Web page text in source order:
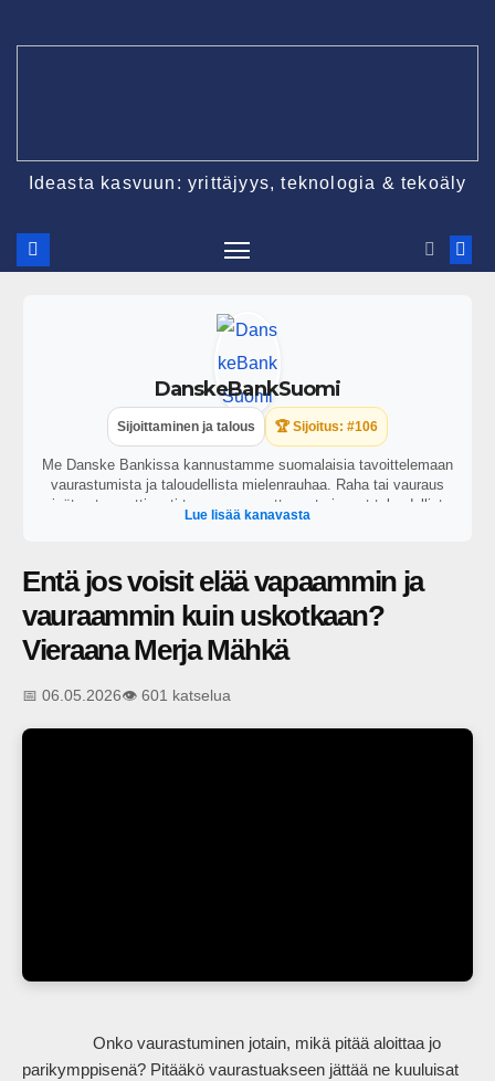
Ideasta kasvuun: yrittäjyys, teknologia & tekoäly
DanskeBankSuomi
Sijoittaminen ja talous 🏆 Sijoitus: #106
Me Danske Bankissa kannustamme suomalaisia tavoittelemaan
vaurastumista ja taloudellista mielenrauhaa. Raha tai vauraus
eivät automaattisesti tuo onnea, mutta ne tarjoavat taloudellista
itsenäisyyttä varsinkin epävarmoina aikoina. Tarjoamme
käsiinsä ja rakentaa taloudellista mielenrauhaa. Oivalla
mahdollisuutesi
Lue lisää kanavasta
Entä jos voisit elää vapaammin ja
vauraammin kuin uskotkaan?
Vieraana Merja Mähkä
📅 06.05.2026👁️ 601 katselua
parikymppisenä? Pitääkö vaurastuakseen jättää ne kuuluisat